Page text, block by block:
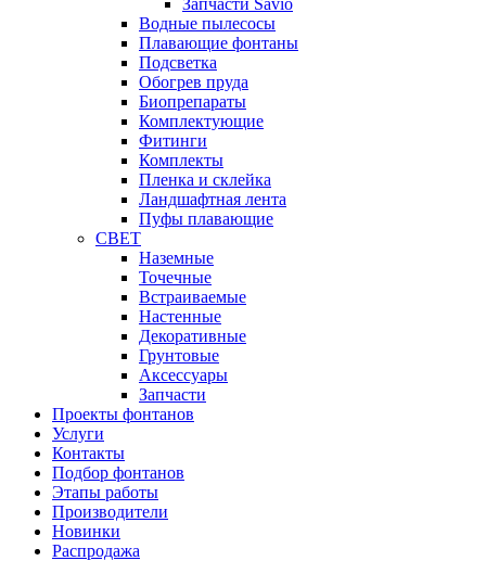
Запчасти Savio
Водные пылесосы
Плавающие фонтаны
Подсветка
Обогрев пруда
Биопрепараты
Комплектующие
Фитинги
Комплекты
Пленка и склейка
Ландшафтная лента
Пуфы плавающие
СВЕТ
Наземные
Точечные
Встраиваемые
Настенные
Декоративные
Грунтовые
Аксессуары
Запчасти
Проекты фонтанов
Услуги
Контакты
Подбор фонтанов
Этапы работы
Производители
Новинки
Распродажа